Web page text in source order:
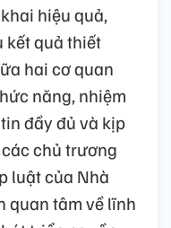
hiệu quả,
kết quả thiết
hai cơ quan
năng, nhiệm
đầy đủ và kịp
chủ trương
luật của Nhà
quan tâm về lĩnh